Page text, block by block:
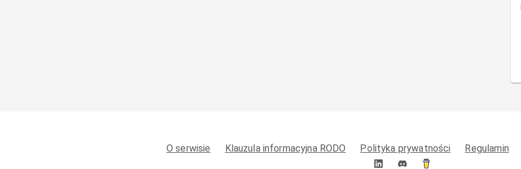
O serwisie Klauzula informacyjna RODO Polityka prywatności Regulamin